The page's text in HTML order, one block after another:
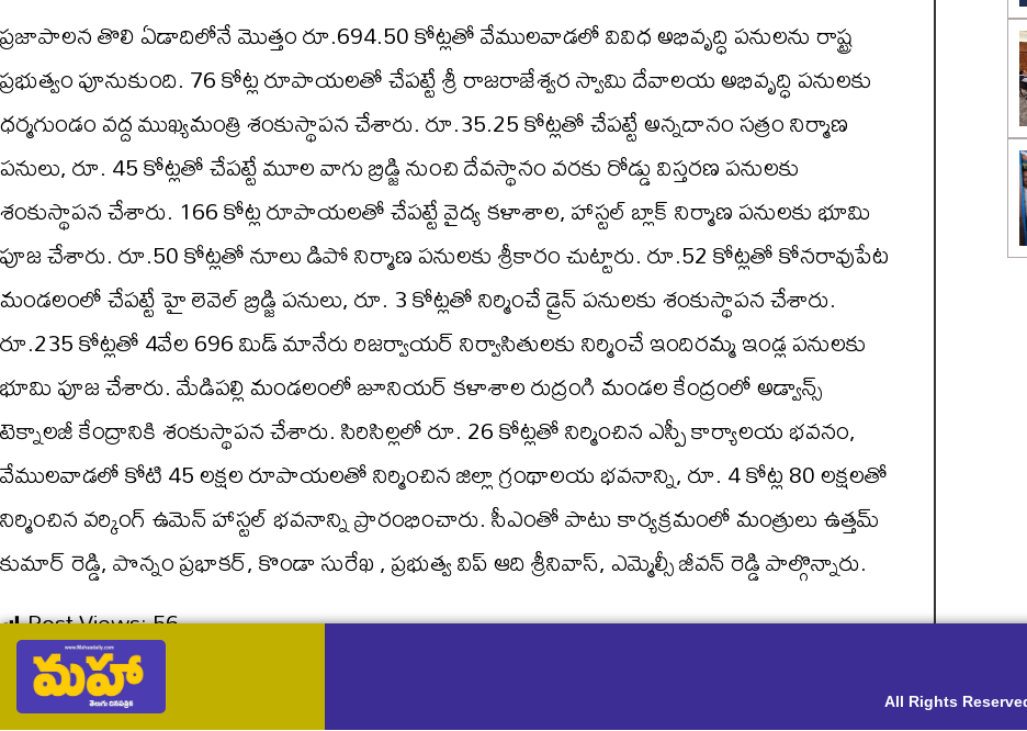
ప్రజాపాలన తొలి ఏడాదిలోనే మొత్తం రూ.694.50 కోట్లతో వేములవాడలో వివిధ అభివృద్ధి పనులను రాష్ట్ర
ప్రభుత్వం పూనుకుంది. 76 కోట్ల రూపాయలతో చేపట్టే శ్రీ రాజరాజేశ్వర స్వామి దేవాలయ అభివృద్ధి పనులకు
ధర్మగుండం వద్ద ముఖ్యమంత్రి శంకుస్థాపన చేశారు. రూ.35.25 కోట్లతో చేపట్టే అన్నదానం సత్రం నిర్మాణ
పనులు, రూ. 45 కోట్లతో చేపట్టే మూల వాగు బ్రిడ్జి నుంచి దేవస్థానం వరకు రోడ్డు విస్తరణ పనులకు
శంకుస్థాపన చేశారు. 166 కోట్ల రూపాయలతో చేపట్టే వైద్య కళాశాల, హాస్టల్ బ్లాక్ నిర్మాణ పనులకు భూమి
పూజ చేశారు. రూ.50 కోట్లతో నూలు డిపో నిర్మాణ పనులకు శ్రీకారం చుట్టారు. రూ.52 కోట్లతో కోనరావుపేట
మండలంలో చేపట్టే హై లెవెల్ బ్రిడ్జి పనులు, రూ. 3 కోట్లతో నిర్మించే డ్రైన్ పనులకు శంకుస్థాపన చేశారు.
రూ.235 కోట్లతో 4వేల 696 మిడ్ మానేరు రిజర్వాయర్ నిర్వాసితులకు నిర్మించే ఇందిరమ్మ ఇండ్ల పనులకు
భూమి పూజ చేశారు. మేడిపల్లి మండలంలో జూనియర్ కళాశాల రుద్రంగి మండల కేంద్రంలో అడ్వాన్స్
టెక్నాలజీ కేంద్రానికి శంకుస్థాపన చేశారు. సిరిసిల్లలో రూ. 26 కోట్లతో నిర్మించిన ఎస్పీ కార్యాలయ భవనం,
వేములవాడలో కోటి 45 లక్షల రూపాయలతో నిర్మించిన జిల్లా గ్రంథాలయ భవనాన్ని, రూ. 4 కోట్ల 80 లక్షలతో
నిర్మించిన వర్కింగ్ ఉమెన్ హాస్టల్ భవనాన్ని ప్రారంభించారు. సీఎంతో పాటు కార్యక్రమంలో మంత్రులు ఉత్తమ్
కుమార్ రెడ్డి, పొన్నం ప్రభాకర్, కొండా సురేఖ , ప్రభుత్వ విప్ ఆది శ్రీనివాస్, ఎమ్మెల్సీ జీవన్ రెడ్డి పాల్గొన్నారు.
Post Views:56
All Rights